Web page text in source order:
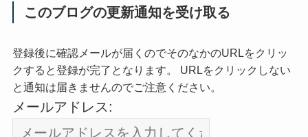
このブログの更新通知を受け取る
登録後に確認メールが届くのでそのなかのURLをクリッ
クすると登録が完了となります。 URLをクリックしない
と通知は届きませんのでご注意ください。
メールアドレス: